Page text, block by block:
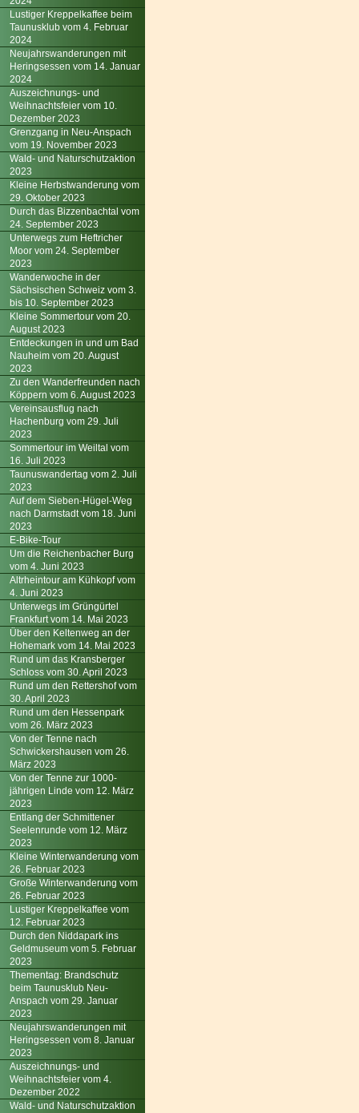
Lustiger Kreppelkaffee beim
Taunusklub vom 4. Februar
2024
Neujahrswanderungen mit
Heringsessen vom 14. Januar
2024
Auszeichnungs- und
Weihnachtsfeier vom 10.
Dezember 2023
Grenzgang in Neu-Anspach
vom 19. November 2023
Wald- und Naturschutzaktion
2023
Kleine Herbstwanderung vom
29. Oktober 2023
Durch das Bizzenbachtal vom
24. September 2023
Unterwegs zum Heftricher
Moor vom 24. September
2023
Wanderwoche in der
Sächsischen Schweiz vom 3.
bis 10. September 2023
Kleine Sommertour vom 20.
August 2023
Entdeckungen in und um Bad
Nauheim vom 20. August
2023
Zu den Wanderfreunden nach
Köppern vom 6. August 2023
Vereinsausflug nach
Hachenburg vom 29. Juli
2023
Sommertour im Weiltal vom
16. Juli 2023
Taunuswandertag vom 2. Juli
2023
Auf dem Sieben-Hügel-Weg
nach Darmstadt vom 18. Juni
2023
E-Bike-Tour
Um die Reichenbacher Burg
vom 4. Juni 2023
Altrheintour am Kühkopf vom
4. Juni 2023
Unterwegs im Grüngürtel
Frankfurt vom 14. Mai 2023
Über den Keltenweg an der
Hohemark vom 14. Mai 2023
Rund um das Kransberger
Schloss vom 30. April 2023
Rund um den Rettershof vom
30. April 2023
Rund um den Hessenpark
vom 26. März 2023
Von der Tenne nach
Schwickershausen vom 26.
März 2023
Von der Tenne zur 1000-
jährigen Linde vom 12. März
2023
Entlang der Schmittener
Seelenrunde vom 12. März
2023
Kleine Winterwanderung vom
26. Februar 2023
Große Winterwanderung vom
26. Februar 2023
Lustiger Kreppelkaffee vom
12. Februar 2023
Durch den Niddapark ins
Geldmuseum vom 5. Februar
2023
Thementag: Brandschutz
beim Taunusklub Neu-
Anspach vom 29. Januar
2023
Neujahrswanderungen mit
Heringsessen vom 8. Januar
2023
Auszeichnungs- und
Weihnachtsfeier vom 4.
Dezember 2022
Wald- und Naturschutzaktion